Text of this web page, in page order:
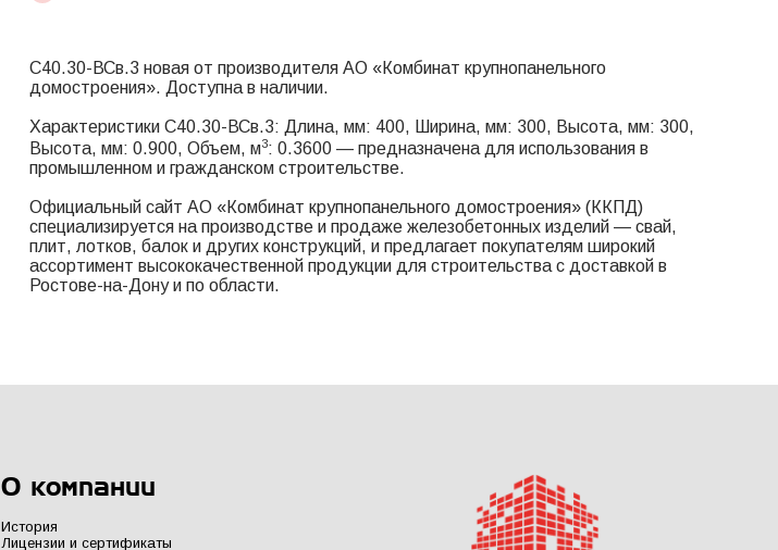
С40.30-ВСв.3 новая от производителя АО «Комбинат крупнопанельного
домостроения». Доступна в наличии.
Характеристики С40.30-ВСв.3: Длина, мм: 400, Ширина, мм: 300, Высота, мм: 300,
Высота, мм: 0.900, Объем, м3: 0.3600 — предназначена для использования в
промышленном и гражданском строительстве.
Официальный сайт АО «Комбинат крупнопанельного домостроения» (ККПД)
специализируется на производстве и продаже железобетонных изделий — свай,
плит, лотков, балок и других конструкций, и предлагает покупателям широкий
ассортимент высококачественной продукции для строительства с доставкой в
Ростове-на-Дону и по области.
О компании
История
Лицензии и сертификаты